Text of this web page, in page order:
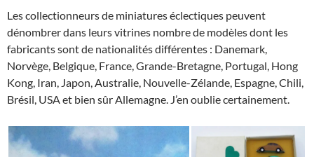
Les collectionneurs de miniatures éclectiques peuvent
dénombrer dans leurs vitrines nombre de modèles dont les
fabricants sont de nationalités différentes : Danemark,
Norvège, Belgique, France, Grande-Bretagne, Portugal, Hong
Kong, Iran, Japon, Australie, Nouvelle-Zélande, Espagne, Chili,
Brésil, USA et bien sûr Allemagne. J’en oublie certainement.